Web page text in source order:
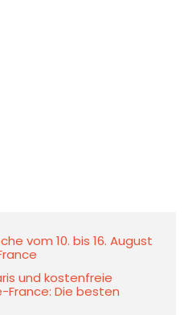
vom 10. bis 16. August
und kostenfreie
Die besten